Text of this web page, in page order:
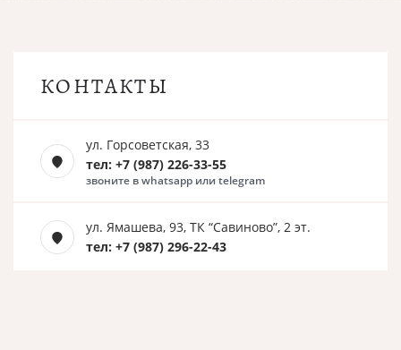
КОНТАКТЫ
ул. Горсоветская, 33
тел: +7 (987) 226-33-55
звоните в whatsapp или telegram
ул. Ямашева, 93, ТК “Савиново”, 2 эт.
тел: +7 (987) 296-22-43